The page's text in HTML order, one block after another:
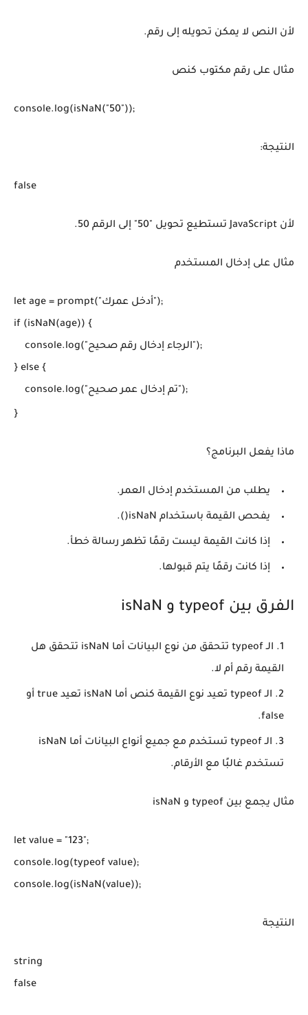
لأن النص لا يمكن تحويله إلى رقم.
مثال على رقم مكتوب كنص
console.log(isNaN("50"));
النتيجة:
false
لأن JavaScript تستطيع تحويل "50" إلى الرقم 50.
مثال على إدخال المستخدم
let age = prompt("أدخل عمرك");
if (isNaN(age)) {
    console.log("الرجاء إدخال رقم صحيح");
} else {
    console.log("تم إدخال عمر صحيح");
}
ماذا يفعل البرنامج؟
يطلب من المستخدم إدخال العمر.
يفحص القيمة باستخدام isNaN().
إذا كانت القيمة ليست رقمًا تظهر رسالة خطأ.
إذا كانت رقمًا يتم قبولها.
الفرق بين typeof و isNaN
الـ typeof تتحقق من نوع البيانات أما isNaN تتحقق هل
القيمة رقم أم لا.
الـ typeof تعيد نوع القيمة كنص أما isNaN تعيد true أو
false.
الـ typeof تستخدم مع جميع أنواع البيانات أما isNaN
تستخدم غالبًا مع الأرقام.
مثال يجمع بين typeof و isNaN
let value = "123";
console.log(typeof value);
console.log(isNaN(value));
النتيجة
string
false